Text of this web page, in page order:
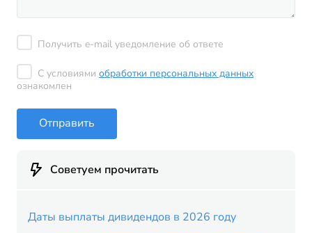
Получить e-mail уведомление об ответе
С условиями обработки персональных данных
ознакомлен
Отправить
Советуем прочитать
Даты выплаты дивидендов в 2026 году